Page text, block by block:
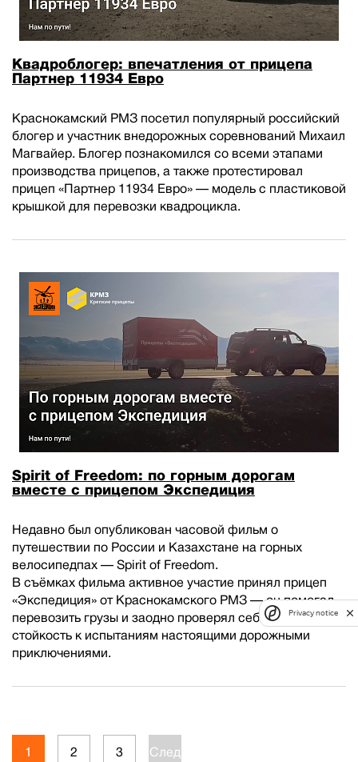
Квадроблогер: впечатления от прицепа
Партнер 11934 Евро
Краснокамский РМЗ посетил популярный российский
блогер и участник внедорожных соревнований Михаил
Магвайер. Блогер познакомился со всеми этапами
производства прицепов, а также протестировал
прицеп «Партнер 11934 Евро» — модель с пластиковой
крышкой для перевозки квадроцикла.
Spirit of Freedom: по горным дорогам
вместе с прицепом Экспедиция
Недавно был опубликован часовой фильм о
путешествии по России и Казахстане на горных
велосипедпах — Spirit of Freedom.
В съёмках фильма активное участие принял прицеп
«Экспедиция» от Краснокамского РМЗ — он помогал
перевозить грузы и заодно проверял себя на
стойкость к испытаниям настоящими дорожными
приключениями.
1 2 3 След.
Privacy notice